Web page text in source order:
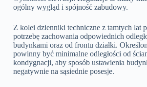
ogólny wygląd i spójność zabudowy.
Z kolei dzienniki techniczne z tamtych lat
potrzebę zachowania odpowiednich
budynkami oraz od frontu działki.
powinny być minimalne odległości od
kondygnacji, aby sposób ustawienia
negatywnie na sąsiednie posesje.